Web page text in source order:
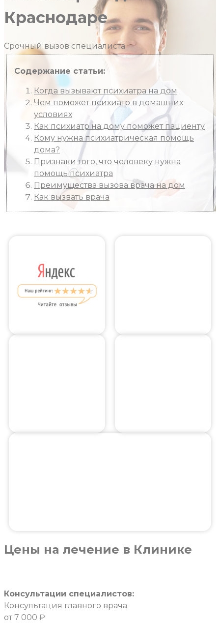
Краснодаре
Срочный вызов специалиста
Содержание статьи:
Когда вызывают психиатра на дом
Чем поможет психиатр в домашних
условиях
Как психиатр на дому поможет пациенту
Кому нужна психиатрическая помощь
дома?
Признаки того, что человеку нужна
помощь психиатра
Преимущества вызова врача на дом
Как вызвать врача
Цены на лечение в Клинике
Консультации специалистов:
Консультация главного врача
от 7 000 ₽